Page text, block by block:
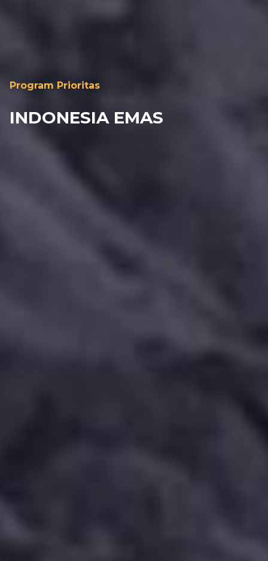
Program Prioritas
INDONESIA EMAS